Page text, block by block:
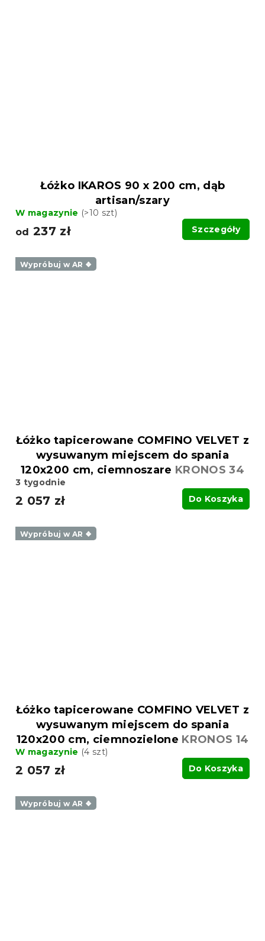
Łóżko IKAROS 90 x 200 cm, dąb
artisan/szary
W magazynie (>10 szt)
od 237 zł Szczegóły
Wypróbuj w AR ❖
Łóżko tapicerowane COMFINO VELVET z
wysuwanym miejscem do spania
120x200 cm, ciemnoszare KRONOS 34
3 tygodnie
2 057 zł Do Koszyka
Wypróbuj w AR ❖
Łóżko tapicerowane COMFINO VELVET z
wysuwanym miejscem do spania
120x200 cm, ciemnozielone KRONOS 14
W magazynie (4 szt)
2 057 zł Do Koszyka
Wypróbuj w AR ❖